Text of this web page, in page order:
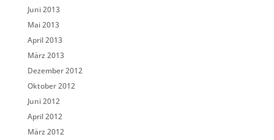
Juni 2013
Mai 2013
April 2013
März 2013
Dezember 2012
Oktober 2012
Juni 2012
April 2012
März 2012